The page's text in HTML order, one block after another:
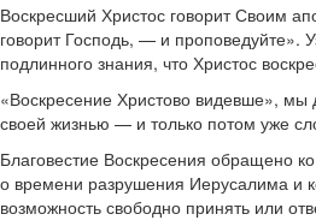
Воскресший Христос говорит Своим
говорит Господь, — и проповедуйте».
подлинного знания, что Христос
«Воскресение Христово видевше»,
своей жизнью — и только потом уже
Благовестие Воскресения обращено
о времени разрушения Иерусалима и
возможность свободно принять или